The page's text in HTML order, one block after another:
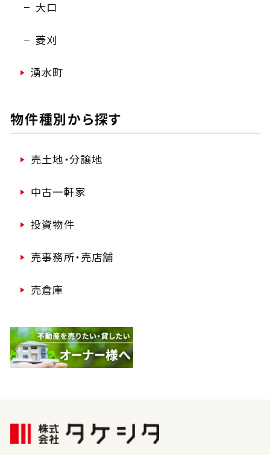
大口
菱刈
湧水町
物件種別から探す
売土地・分譲地
中古一軒家
投資物件
売事務所・売店舗
売倉庫